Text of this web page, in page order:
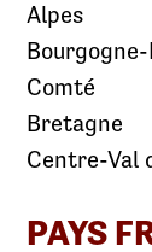
Alpes
Comté
Bretagne
Centre-Val
PAYS